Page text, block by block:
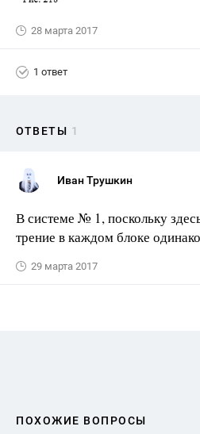
28 марта 2017
1 ответ
ОТВЕТЫ 1
Иван Трушкин
В системе № 1, поскольку
трение в каждом блоке
29 марта 2017
ПОХОЖИЕ ВОПРОСЫ